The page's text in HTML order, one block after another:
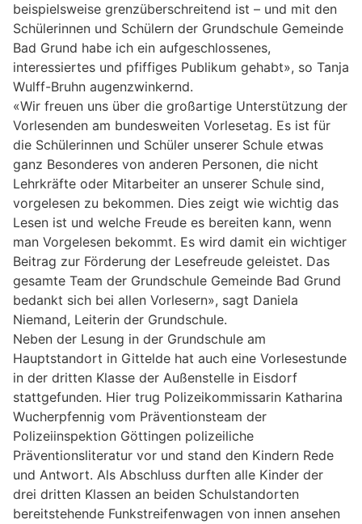
beispielsweise grenzüberschreitend ist – und mit den
Schülerinnen und Schülern der Grundschule Gemeinde
Bad Grund habe ich ein aufgeschlossenes,
interessiertes und pfiffiges Publikum gehabt», so Tanja
Wulff-Bruhn augenzwinkernd.
«Wir freuen uns über die großartige Unterstützung der
Vorlesenden am bundesweiten Vorlesetag. Es ist für
die Schülerinnen und Schüler unserer Schule etwas
ganz Besonderes von anderen Personen, die nicht
Lehrkräfte oder Mitarbeiter an unserer Schule sind,
vorgelesen zu bekommen. Dies zeigt wie wichtig das
Lesen ist und welche Freude es bereiten kann, wenn
man Vorgelesen bekommt. Es wird damit ein wichtiger
Beitrag zur Förderung der Lesefreude geleistet. Das
gesamte Team der Grundschule Gemeinde Bad Grund
bedankt sich bei allen Vorlesern», sagt Daniela
Niemand, Leiterin der Grundschule.
Neben der Lesung in der Grundschule am
Hauptstandort in Gittelde hat auch eine Vorlesestunde
in der dritten Klasse der Außenstelle in Eisdorf
stattgefunden. Hier trug Polizeikommissarin Katharina
Wucherpfennig vom Präventionsteam der
Polizeiinspektion Göttingen polizeiliche
Präventionsliteratur vor und stand den Kindern Rede
und Antwort. Als Abschluss durften alle Kinder der
drei dritten Klassen an beiden Schulstandorten
bereitstehende Funkstreifenwagen von innen ansehen